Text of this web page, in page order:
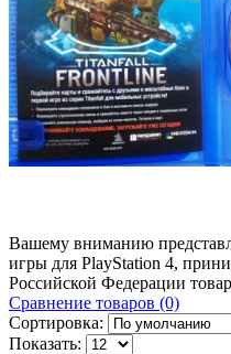
Вашему вниманию
игры для PlayStation 4,
Российской Федерации
Сравнение товаров (0)
Сортировка:
Показать: